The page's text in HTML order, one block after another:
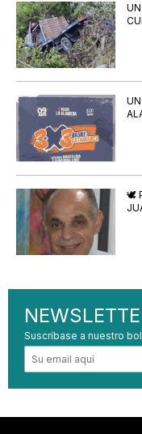
🕊️
Suscríbase a nuestro